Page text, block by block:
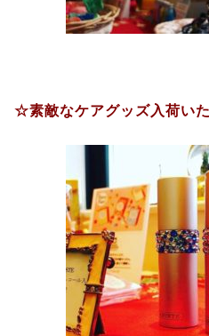
☆素敵なケアグッズ入荷いた